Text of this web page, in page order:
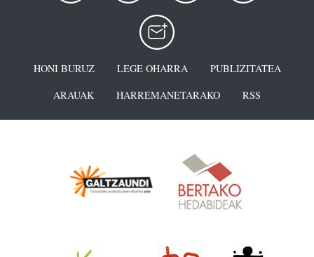
HONI BURUZ LEGE OHARRA
PUBLIZITATEA
ARAUAK
HARREMANETARAKO RSS